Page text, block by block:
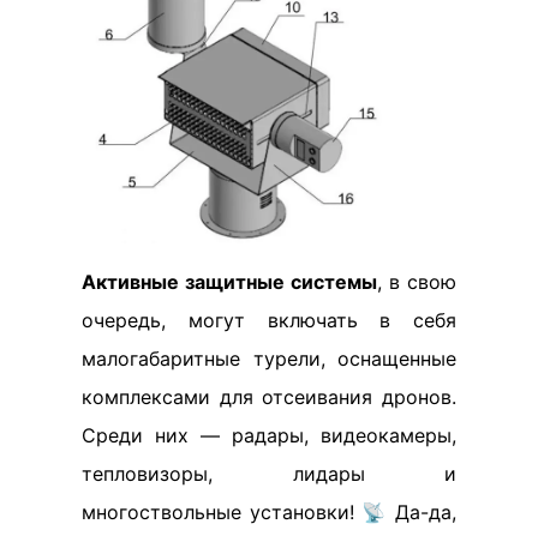
Активные защитные системы, в свою
очередь, могут включать в себя
малогабаритные турели, оснащенные
комплексами для отсеивания дронов.
Среди них — радары, видеокамеры,
тепловизоры, лидары и
многоствольные установки! 📡 Да-да,